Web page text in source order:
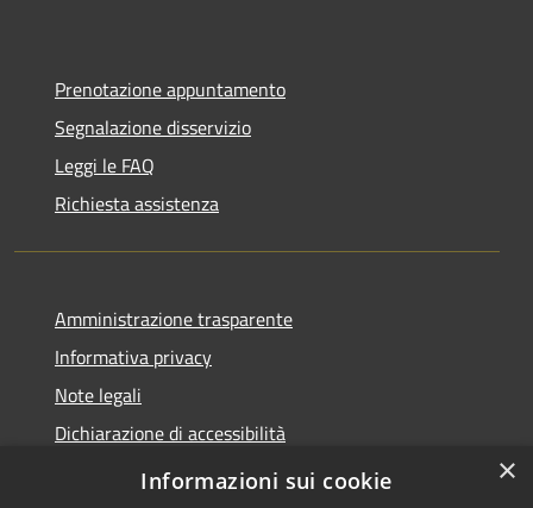
Prenotazione appuntamento
Segnalazione disservizio
Leggi le FAQ
Richiesta assistenza
Amministrazione trasparente
Informativa privacy
Note legali
Dichiarazione di accessibilità
Privacy e protezione dei dati
×
Informazioni sui cookie